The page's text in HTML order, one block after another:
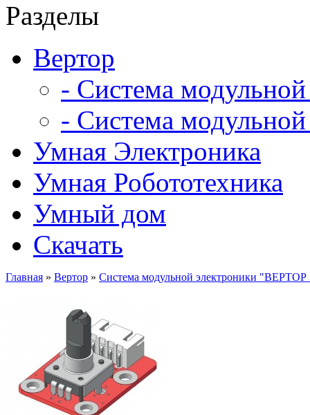
Разделы
Вертор
- Система
- Система
Умная Электроника
Умная Робототехника
Умный дом
Скачать
Главная » Вертор » Система модульной электроники "ВЕРТОР